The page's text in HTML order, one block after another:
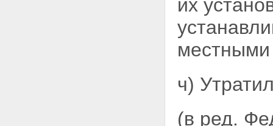
их
местными
ч)
(в ред.